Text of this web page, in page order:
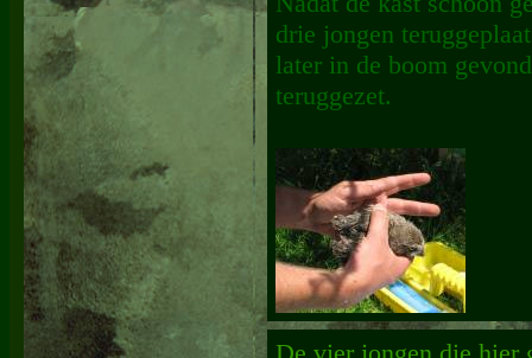
drie jongen
later in de boom
teruggezet.